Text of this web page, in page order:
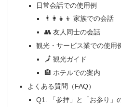
日常会話での使用例
👨‍👩‍👧‍👦 家族での会話
👥 友人同士の会話
観光・サービス業での使用
🗾 観光ガイド
🏨 ホテルでの案内
よくある質問（FAQ）
Q1. 「参拝」と「お参り」